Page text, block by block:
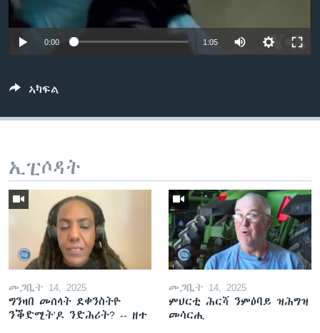
ቂሔ ጽልሚ
ቋንቋታት
0:00 1:05
ኣካፍል
ኢፒሶዳት
መጋቢት 14, 2025
ግንዛበ መሰላት ደቀንስትዮ
ንቕድሚት'ዶ ንድሕሪት? -- ዘተ
መጋቢት 14, 2025
ምህርቲ ሕርሻ ንምዕባይ ዝሕግዝ
መሳርሒ